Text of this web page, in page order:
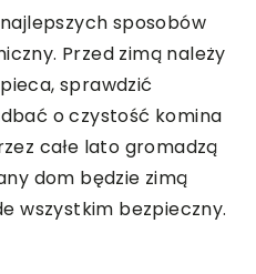
sposobów
Przed zimą należy
sprawdzić
o czystość komina
całe lato gromadzą
dom będzie zimą
wszystkim bezpieczny.